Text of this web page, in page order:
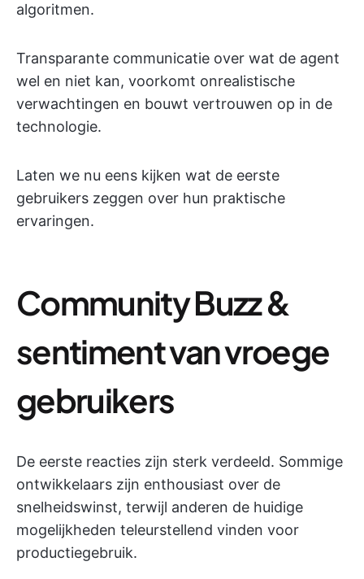
algoritmen.
Transparante communicatie over wat de agent
wel en niet kan, voorkomt onrealistische
verwachtingen en bouwt vertrouwen op in de
technologie.
Laten we nu eens kijken wat de eerste
gebruikers zeggen over hun praktische
ervaringen.
Community Buzz &
sentiment van vroege
gebruikers
De eerste reacties zijn sterk verdeeld. Sommige
ontwikkelaars zijn enthousiast over de
snelheidswinst, terwijl anderen de huidige
mogelijkheden teleurstellend vinden voor
productiegebruik.